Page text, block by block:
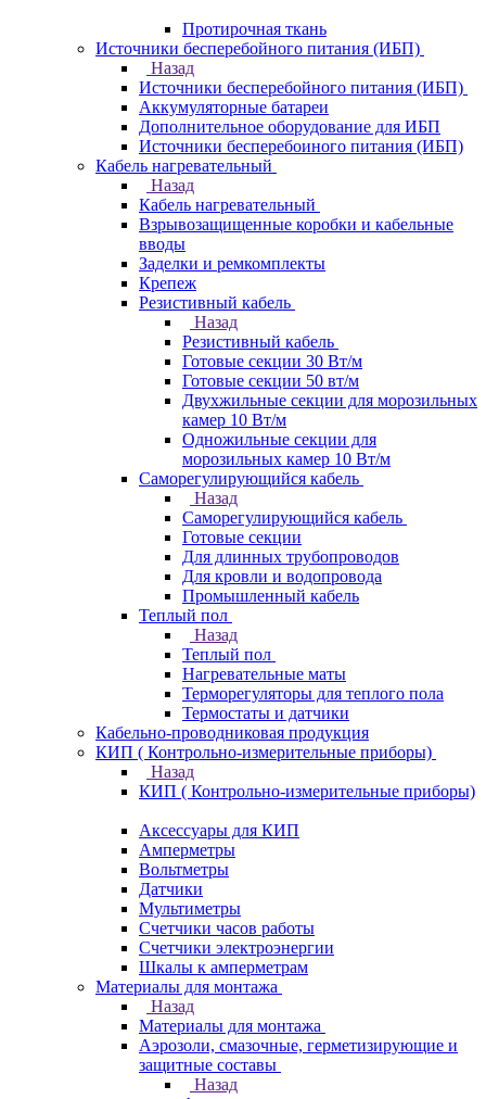
Протирочная ткань
Источники бесперебойного питания (ИБП)
Назад
Источники бесперебойного питания (ИБП)
Аккумуляторные батареи
Дополнительное оборудование для ИБП
Источники бесперебоиного питания (ИБП)
Кабель нагревательный
Назад
Кабель нагревательный
Взрывозащищенные коробки и кабельные
вводы
Заделки и ремкомплекты
Крепеж
Резистивный кабель
Назад
Резистивный кабель
Готовые секции 30 Вт/м
Готовые секции 50 вт/м
Двухжильные секции для морозильных
камер 10 Вт/м
Одножильные секции для
морозильных камер 10 Вт/м
Саморегулирующийся кабель
Назад
Саморегулирующийся кабель
Готовые секции
Для длинных трубопроводов
Для кровли и водопровода
Промышленный кабель
Теплый пол
Назад
Теплый пол
Нагревательные маты
Терморегуляторы для теплого пола
Термостаты и датчики
Кабельно-проводниковая продукция
КИП ( Контрольно-измерительные приборы)
Назад
КИП ( Контрольно-измерительные приборы)
Аксессуары для КИП
Амперметры
Вольтметры
Датчики
Мультиметры
Счетчики часов работы
Счетчики электроэнергии
Шкалы к амперметрам
Материалы для монтажа
Назад
Материалы для монтажа
Аэрозоли, смазочные, герметизирующие и
защитные составы
Назад